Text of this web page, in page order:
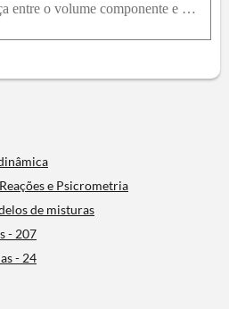
13–20C Qual é a diferença entre o volume componente e o volume parcial? Quando eles são equivalentes?
e Psicrometria
de misturas
- 207
- 24